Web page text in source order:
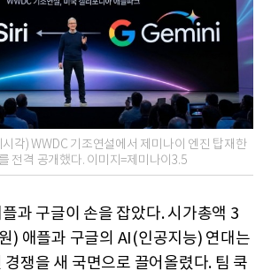
각) WWDC 기조연설에서 제미나이 엔진 탑재한
전격 공개했다. 이미지=제미나이3.5
과 구글이 손을 잡았다. 시가총액 3
) 애플과 구글의 AI(인공지능) 연대는
쟁을 새 국면으로 끌어올렸다. 팀 쿡